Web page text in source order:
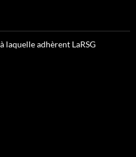
laquelle adhèrent LaRSG